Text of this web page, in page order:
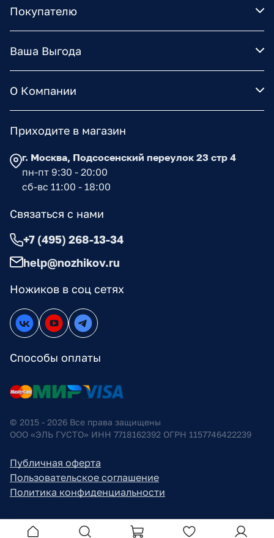
Покупателю
Ваша Выгода
О Компании
Ножиков в соц сетях
Способы оплаты
Приходите в магазин
г. Москва, Подсосенский переулок 23 стр 4
пн-пт 9:30 - 20:00
сб-вс 11:00 - 18:00
Связаться с нами
+7 (495) 268-13-34
help@nozhikov.ru
© 2015 - 2026 Все права защищены
ООО «ЭЛЬ ГУСТО» ИНН 7718162392 ОГРН 1157746422239
Публичная оферта
Пользовательское соглашение
Политика конфиденциальности